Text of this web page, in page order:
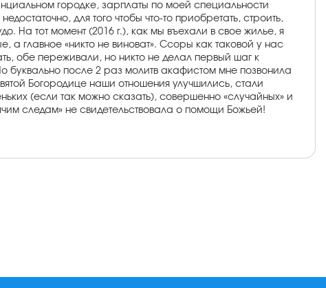
городке, зарплаты по моей специальности
для того чтобы что-то приобретать, строить,
На тот момент (2016 г.), как мы въехали в свое жилье, я
главное «никто не виноват». Ссоры как таковой у нас
обе переживали, но никто не делал первый шаг к
буквально после 2 раз молитв акафистом мне позвонила
Богородице наши отношения улучшились, стали
(если так можно сказать), совершенно «случайных» и
следам» не свидетельствовала о помощи Божьей!